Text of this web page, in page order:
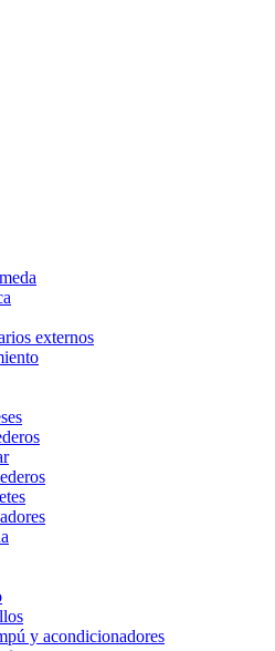
externos
y acondicionadores